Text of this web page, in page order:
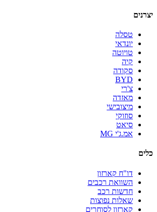
יצרנים
טסלה
יונדאי
טויוטה
קיה
סקודה
BYD
צ'רי
מאזדה
מיצובישי
סוזוקי
סיאט
אמ.ג'י MG
כלים
דו"ח קארזון
השוואת רכבים
חדשות רכב
שאלות נפוצות
קארזון לסוחרים